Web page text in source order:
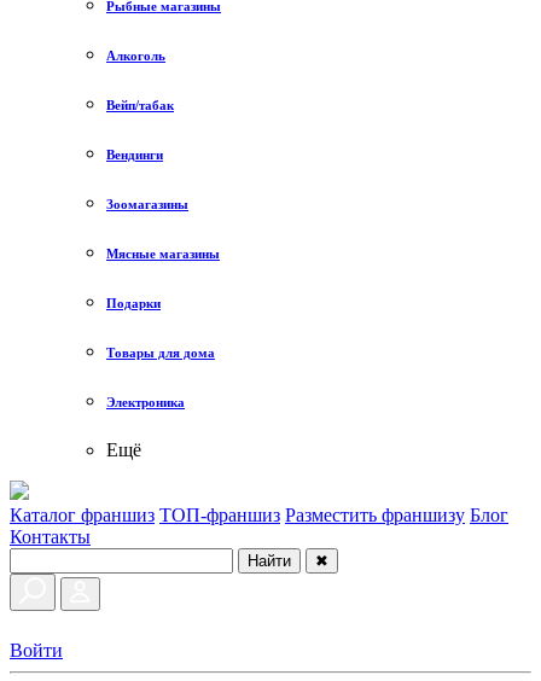
Рыбные магазины
Алкоголь
Вейп/табак
Вендинги
Зоомагазины
Мясные магазины
Подарки
Товары для дома
Электроника
Ещё
Каталог франшиз ТОП-франшиз Разместить франшизу Блог
Контакты
Найти ✖
Войти